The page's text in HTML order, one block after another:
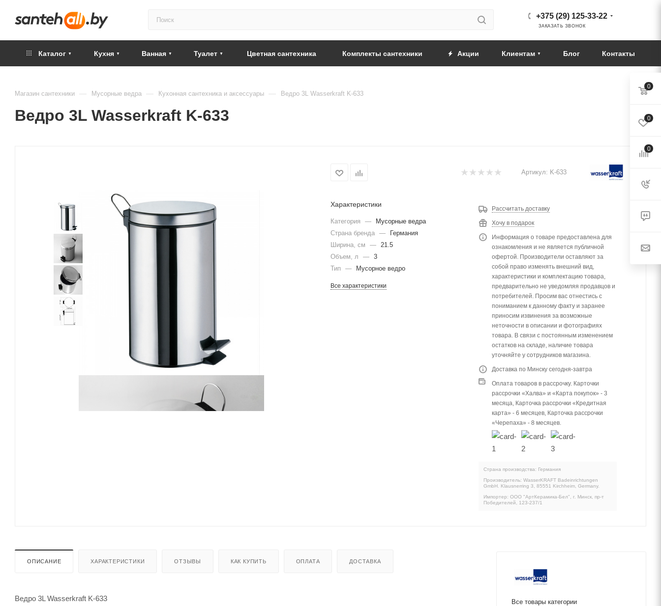
+375 (29) 125-33-22
ЗАКАЗАТЬ ЗВОНОК
Каталог Кухня Ванная Туалет Цветная сантехника Комплекты сантехники Акции Клиентам Блог Контакты
Магазин сантехники — Мусорные ведра — Кухонная сантехника и аксессуары — Ведро 3L Wasserkraft K-633
Ведро 3L Wasserkraft K-633
Артикул: K-633
Характеристики
Категория —
Мусорные ведра
Страна бренда —
Германия
Ширина, см
—
21.5
Объем, л
— 3
Тип
— Мусорное ведро
Все характеристики
Рассчитать доставку
Хочу в подарок
Информация о товаре предоставлена для
ознакомления и не является публичной
офертой. Производители оставляют за
собой право изменять внешний вид,
характеристики и комплектацию товара,
предварительно не уведомляя продавцов и
потребителей. Просим вас отнестись с
пониманием к данному факту и заранее
приносим извинения за возможные
неточности в описании и фотографиях
товара. В связи с постоянным изменением
остатков на складе, наличие товара
уточняйте у сотрудников магазина.
Доставка по Минску сегодня-завтра
Оплата товаров в рассрочку. Карточки
рассрочки «Халва» и «Карта покупок» - 3
месяца, Карточка рассрочки «Кредитная
карта» - 6 месяцев, Карточка рассрочки
«Черепаха» - 8 месяцев.
Страна производства: Германия
Производитель: WasserKRAFT Badeinrichtungen
GmbH. Klausnerring 3, 85551 Kirchheim, Germany.
Импортер: ООО "АртКерамика-Бел", г. Минск, пр-т
Победителей, 123-237/1
ОПИСАНИЕ ХАРАКТЕРИСТИКИ ОТЗЫВЫ КАК КУПИТЬ ОПЛАТА ДОСТАВКА
Ведро 3L Wasserkraft K-633
Все товары категории
0
0
0